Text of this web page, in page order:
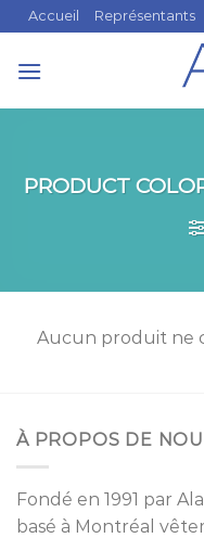
Skip
to
content
Accueil Représentants
PRODUCT
Aucun produit ne
À PROPOS DE
Fondé en 1991 par
basé à Montréal